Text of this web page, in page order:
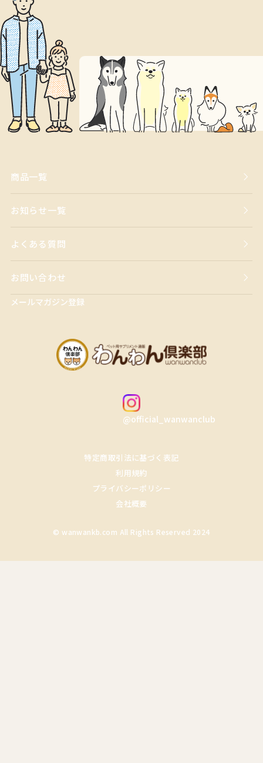
商品一覧
お知らせ一覧
よくある質問
お問い合わせ
メールマガジン登録
@official_wanwanclub
特定商取引法に基づく表記
利用規約
プライバシーポリシー
会社概要
© wanwankb.com All Rights Reserved 2024